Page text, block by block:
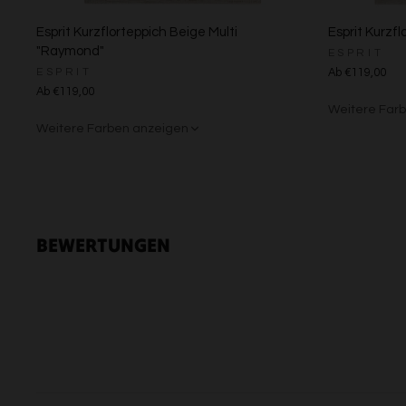
Esprit Kurzflorteppich Beige Multi
"Raymond"
Ab €119,00
Esprit
Ab €119,00
BEWERTUNGEN